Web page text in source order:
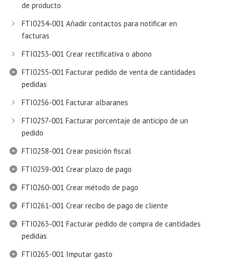
de producto
FTI0254-001 Añadir contactos para notificar en
facturas
FTI0253-001 Crear rectificativa o abono
FTI0255-001 Facturar pedido de venta de cantidades
pedidas
FTI0256-001 Facturar albaranes
FTI0257-001 Facturar porcentaje de anticipo de un
pedido
FTI0258-001 Crear posición fiscal
FTI0259-001 Crear plazo de pago
FTI0260-001 Crear método de pago
FTI0261-001 Crear recibo de pago de cliente
FTI0263-001 Facturar pedido de compra de cantidades
pedidas
FTI0265-001 Imputar gasto